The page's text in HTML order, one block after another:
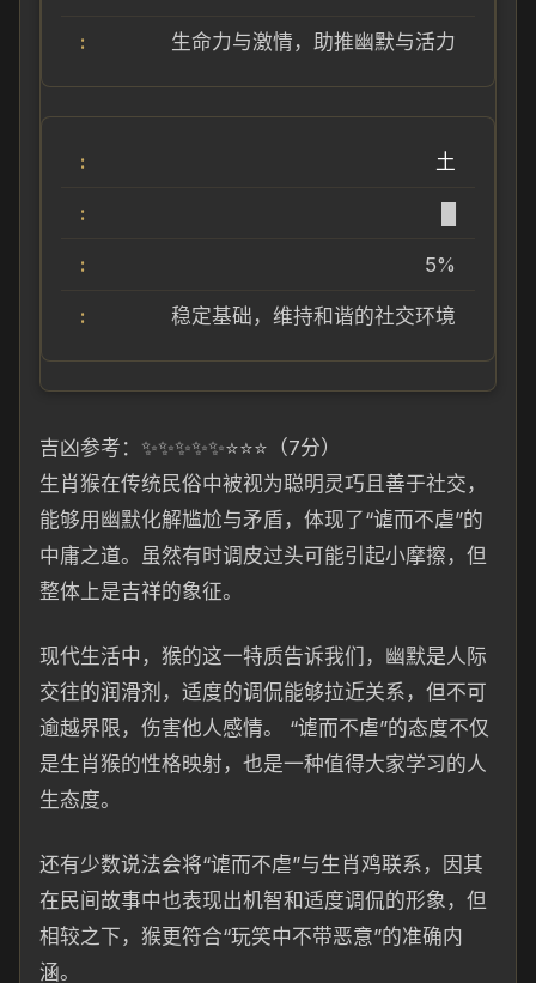
生命力与激情，助推幽默与活力
土
5%
稳定基础，维持和谐的社交环境
吉凶参考：✨✨✨✨✨⭐⭐⭐（7分）
生肖猴在传统民俗中被视为聪明灵巧且善于社交，
能够用幽默化解尴尬与矛盾，体现了“谑而不虐”的
中庸之道。虽然有时调皮过头可能引起小摩擦，但
整体上是吉祥的象征。
现代生活中，猴的这一特质告诉我们，幽默是人际
交往的润滑剂，适度的调侃能够拉近关系，但不可
逾越界限，伤害他人感情。 “谑而不虐”的态度不仅
是生肖猴的性格映射，也是一种值得大家学习的人
生态度。
还有少数说法会将“谑而不虐”与生肖鸡联系，因其
在民间故事中也表现出机智和适度调侃的形象，但
相较之下，猴更符合“玩笑中不带恶意”的准确内
涵。